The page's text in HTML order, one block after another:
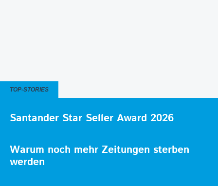
TOP-STORIES
Santander Star Seller Award 2026
Warum noch mehr Zeitungen sterben
werden